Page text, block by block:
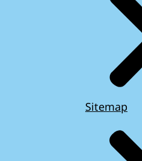
Sitemap